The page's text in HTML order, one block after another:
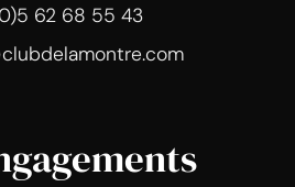
62 68 55 43